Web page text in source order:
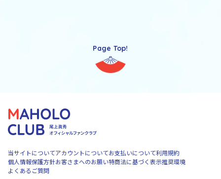
Page Top!
当サイトについてアカウントについてお支払いについて利用規約
個人情報保護方針お客さまへのお願い特商法に基づく表示推奨環境
よくあるご質問